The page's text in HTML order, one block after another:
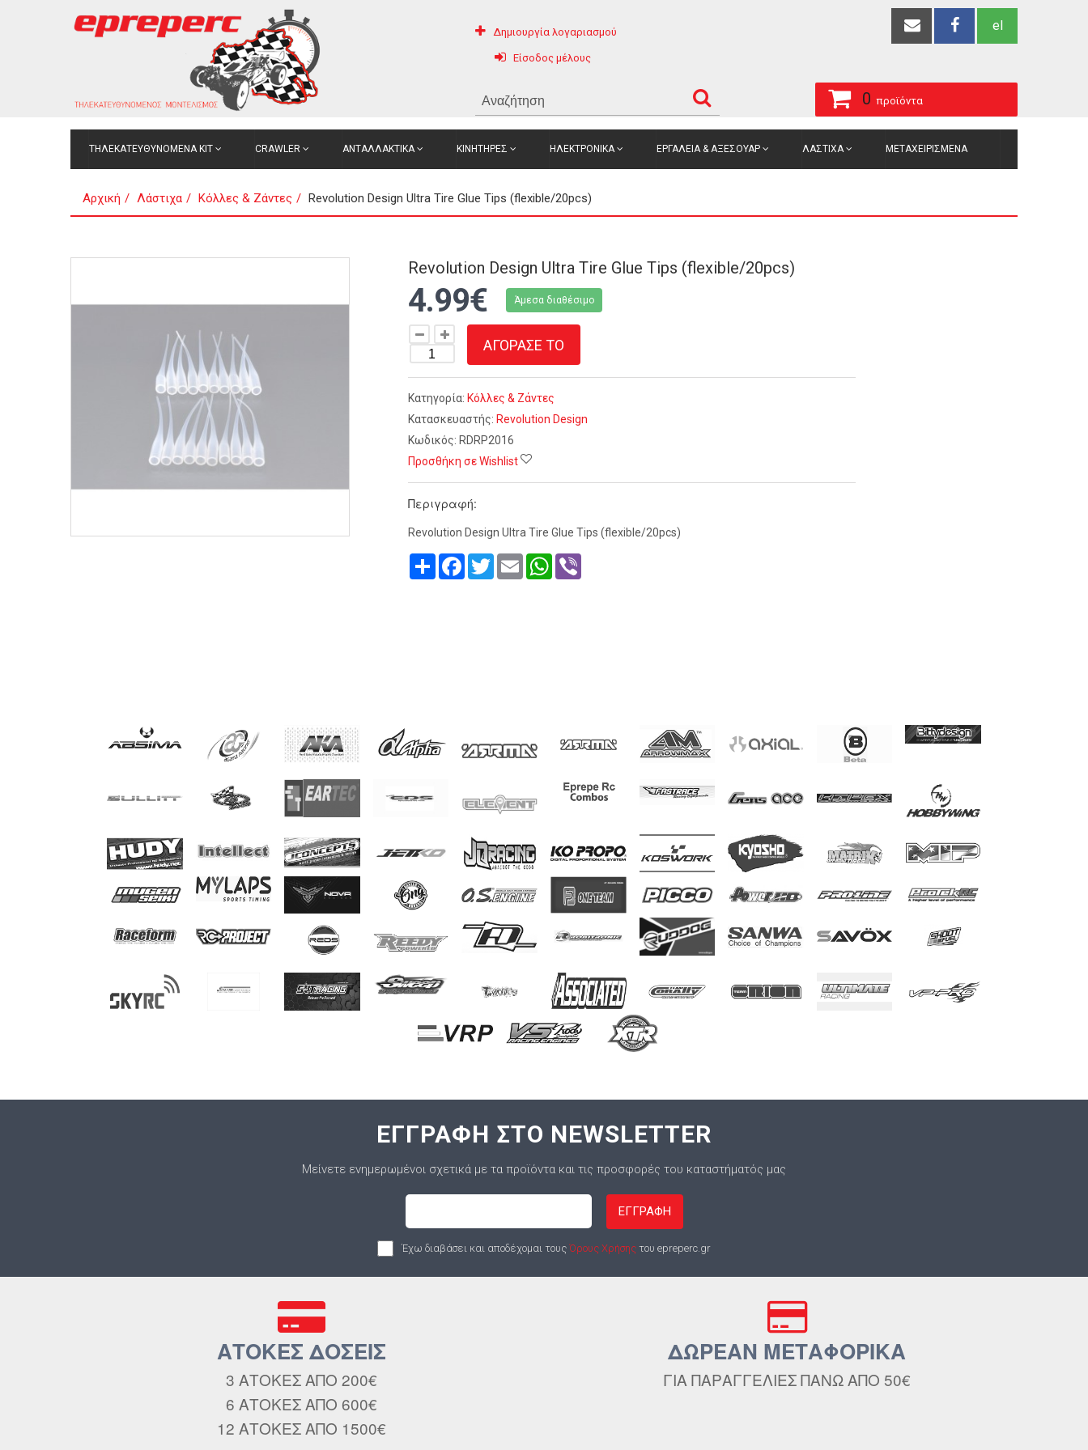
Δημιουργία λογαριασμού
Είσοδος μέλους
el
0 προϊόντα
ΤΗΛΕΚΑΤΕΥΘΥΝΟΜΕΝΑ ΚΙΤ CRAWLER ΑΝΤΑΛΛΑΚΤΙΚΑ ΚΙΝΗΤΗΡΕΣ ΗΛΕΚΤΡΟΝΙΚΑ ΕΡΓΑΛΕΙΑ & ΑΞΕΣΟΥΑΡ ΛΑΣΤΙΧΑ ΜΕΤΑΧΕΙΡΙΣΜΕΝΑ
Αρχική Λάστιχα Κόλλες & Ζάντες Revolution Design Ultra Tire Glue Tips (flexible/20pcs)
Revolution Design Ultra Tire Glue Tips (flexible/20pcs)
4.99€ Άμεσα διαθέσιμο
ΑΓΟΡΑΣΕ ΤΟ
Κατηγορία: Κόλλες & Ζάντες
Κατασκευαστής: Revolution Design
Κωδικός: RDRP2016
Προσθήκη σε Wishlist
Περιγραφή:
Revolution Design Ultra Tire Glue Tips (flexible/20pcs)
ShareFacebookTwitterEmail WhatsApp
Viber
ΕΓΓΡΑΦΗ ΣΤΟ NEWSLETTER
Μείνετε ενημερωμένοι σχετικά με τα προϊόντα και τις προσφορές του καταστήματός μας
ΕΓΓΡΑΦΗ
Έχω διαβάσει και αποδέχομαι τους Όρους Χρήσης του epreperc.gr
ΑΤΟΚΕΣ ΔΟΣΕΙΣ
3 ΑΤΟΚΕΣ ΑΠΟ 200€
6 ΑΤΟΚΕΣ ΑΠΟ 600€
12 ΑΤΟΚΕΣ ΑΠΟ 1500€
ΔΩΡΕΑΝ ΜΕΤΑΦΟΡΙΚΑ
ΓΙΑ ΠΑΡΑΓΓΕΛΙΕΣ ΠΑΝΩ ΑΠΟ 50€